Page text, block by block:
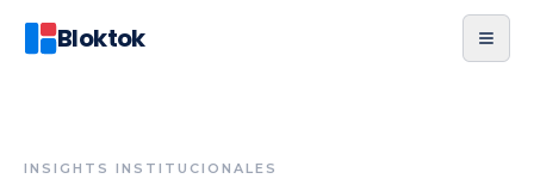
Bloktok
INSIGHTS INSTITUCIONALES